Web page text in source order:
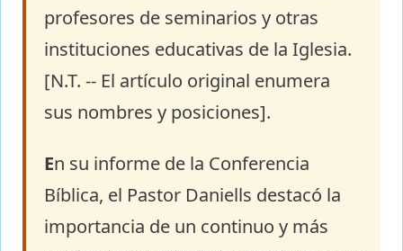
profesores de seminarios y otras
instituciones educativas de la Iglesia.
[N.T. -- El artículo original enumera
sus nombres y posiciones].
En su informe de la Conferencia
Bíblica, el Pastor Daniells destacó la
importancia de un continuo y más